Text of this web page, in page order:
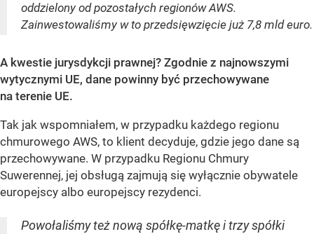
oddzielony od pozostałych regionów AWS.
Zainwestowaliśmy w to przedsięwzięcie już 7,8 mld euro.
A kwestie jurysdykcji prawnej? Zgodnie z najnowszymi
wytycznymi UE, dane powinny być przechowywane
na terenie UE.
Tak jak wspomniałem, w przypadku każdego regionu
chmurowego AWS, to klient decyduje, gdzie jego dane są
przechowywane. W przypadku Regionu Chmury
Suwerennej, jej obsługą zajmują się wyłącznie obywatele
europejscy albo europejscy rezydenci.
Powołaliśmy też nową spółkę-matkę i trzy spółki